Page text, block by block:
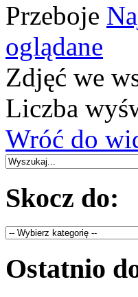
Przeboje
oglądane
Zdjęć we
Liczba
Wróć do
Skocz do:
Ostatnio